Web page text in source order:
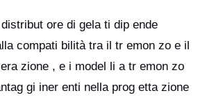
ore di gela ti dip ende
compati bilità tra il tr emon zo e il
zione , e i model li a tr emon zo
gi iner enti nella prog etta zione